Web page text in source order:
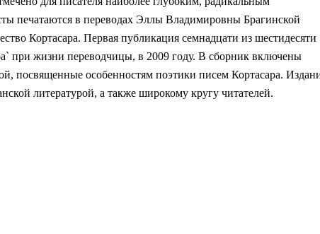
печатаются в переводах Эллы Владимировны Брагинской
Кортасара. Первая публикация семнадцати из шестидесяти
при жизни переводчицы, в 2009 году. В сборник включены
посвященные особенностям поэтики писем Кортасара.
литературой, а также широкому кругу читателей.